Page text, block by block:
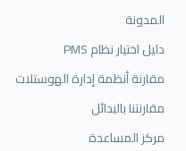
المدونة
دليل اختيار نظام PMS
مقارنة أنظمة إدارة الهوستلات
مقارنتنا بالبدائل
مركز المساعدة